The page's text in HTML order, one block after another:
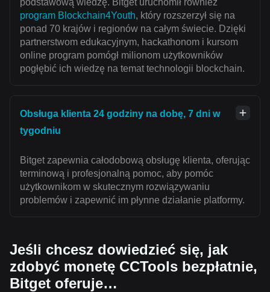
program Blockchain4Youth, który rozszerzył się na
ponad 70 krajów i regionów na całym świecie. Dzięki
partnerstwom edukacyjnym, hackathonom i kursom
online program pomógł milionom użytkowników
pogłębić ich wiedzę na temat technologii blockchain.
Obsługa klienta 24 godziny na dobę, 7 dni w
tygodniu
Bitget zapewnia całodobową obsługę klienta, oferując
terminową i profesjonalną pomoc, aby pomóc
użytkownikom w skutecznym rozwiązywaniu
problemów i zapewnić im płynne działanie platformy.
Jeśli chcesz dowiedzieć się, jak
zdobyć monetę CCTools bezpłatnie,
Bitget oferuje…